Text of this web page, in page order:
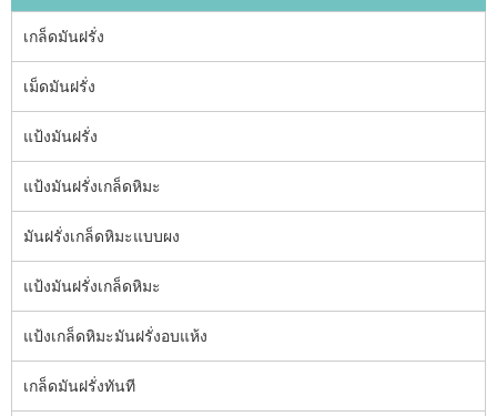
เกล็ดมันฝรั่ง
เม็ดมันฝรั่ง
แป้งมันฝรั่ง
แป้งมันฝรั่งเกล็ดหิมะ
มันฝรั่งเกล็ดหิมะแบบผง
แป้งมันฝรั่งเกล็ดหิมะ
แป้งเกล็ดหิมะมันฝรั่งอบแห้ง
เกล็ดมันฝรั่งทันที